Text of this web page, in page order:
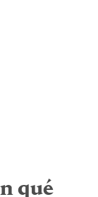
qué